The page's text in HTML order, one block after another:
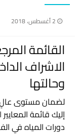
نُشر
2 أغسطس، 2018
القائمة
الاشراف
وحالتها
لضمان مستوى عالٍ
إليك قائمة
دورات المياه في